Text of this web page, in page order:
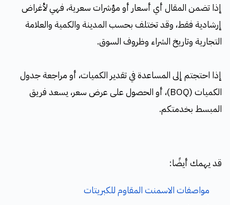
إذا تضمن المقال أي أسعار أو مؤشرات سعرية، فهي لأغراض
إرشادية فقط، وقد تختلف بحسب المدينة والكمية والعلامة
التجارية وتاريخ الشراء وظروف السوق.
إذا احتجتم إلى المساعدة في تقدير الكميات، أو مراجعة جدول
الكميات (BOQ)، أو الحصول على عرض سعر، يسعد فريق
المبسط بخدمتكم.
قد يهمك أيضًا:
مواصفات الاسمنت المقاوم للكبريتات